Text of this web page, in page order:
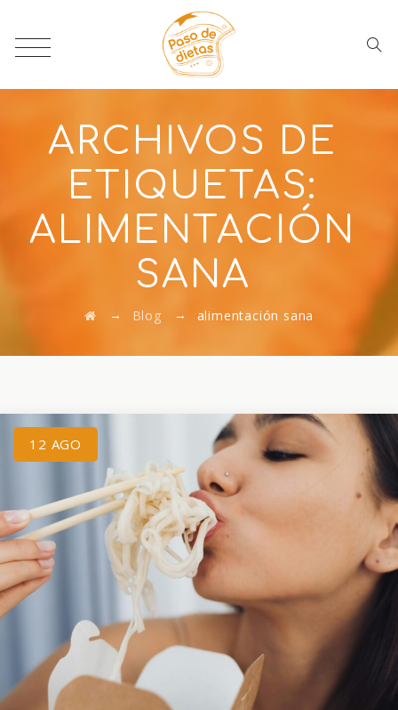
ARCHIVOS DE
ETIQUETAS:
ALIMENTACIÓN
SANA
→ Blog → alimentación sana
12 AGO